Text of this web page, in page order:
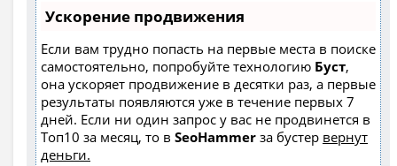
Ускорение продвижения
Если вам трудно попасть на первые места в поиске
самостоятельно, попробуйте технологию Буст,
она ускоряет продвижение в десятки раз, а первые
результаты появляются уже в течение первых 7
дней. Если ни один запрос у вас не продвинется в
Топ10 за месяц, то в SeoHammer за бустер вернут
деньги.